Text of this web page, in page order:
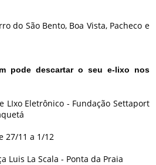
do São Bento, Boa Vista, Pacheco e
pode descartar o seu e-lixo nos
LIxo Eletrônico - Fundação Settaport
27/11 a 1/12
Luis La Scala - Ponta da Praia